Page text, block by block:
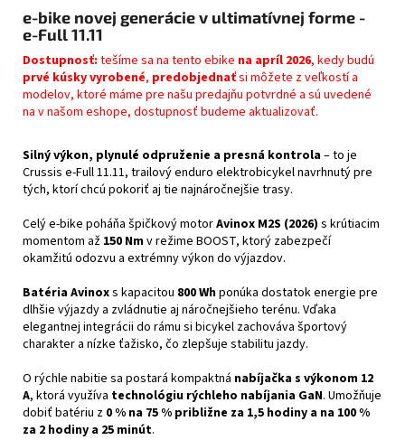
e-bike novej generácie v ultimatívnej forme -
e-Full 11.11
Dostupnosť: tešíme sa na tento ebike na apríl 2026, kedy budú
prvé kúsky vyrobené, predobjednaťsi môžete z veľkostí a
modelov, ktoré máme pre našu predajňu potvrdné a sú uvedené
na v našom eshope, dostupnosť budeme aktualizovať.
Silný výkon, plynulé odpruženie a presná kontrola– to je
Crussis e-Full 11.11, trailový enduro elektrobicykel navrhnutý pre
tých, ktorí chcú pokoriť aj tie najnáročnejšie trasy.
Celý e-bike poháňa špičkový motorAvinox M2S (2026) s krútiacim
momentom až 150 Nmv režime BOOST, ktorý zabezpečí
okamžitú odozvu a extrémny výkon do výjazdov.
Batéria Avinoxs kapacitou 800 Whponúka dostatok energie pre
dlhšie výjazdy a zvládnutie aj náročnejšieho terénu. Vďaka
elegantnej integrácii do rámu si bicykel zachováva športový
charakter a nízke ťažisko, čo zlepšuje stabilitu jazdy.
O rýchle nabitie sa postará kompaktná nabíjačka s výkonom 12
A, ktorá využíva technológiu rýchleho nabíjania GaN. Umožňuje
dobiť batériu z 0 % na 75 % približne za 1,5 hodiny a na 100 %
za 2 hodiny a 25 minút.